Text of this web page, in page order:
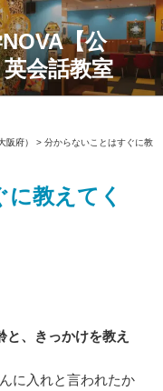
【公
会話教室
阪府） > 分からないことはすぐに教
教えてく
、きっかけを教え
に入れと言われたか